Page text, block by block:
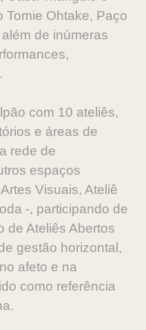
Tomie Ohtake, Paço
de inúmeras
com 10 ateliês,
e áreas de
rede de
espaços
Visuais, Ateliê
-, participando de
de Ateliês Abertos
gestão horizontal,
afeto e na
como referência